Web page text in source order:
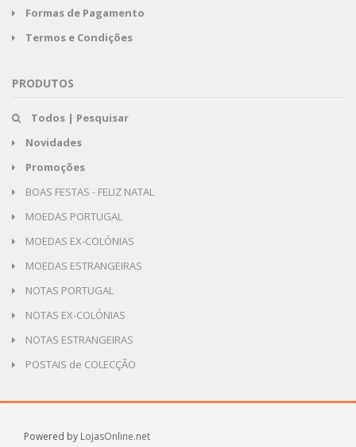
Formas de Pagamento
Termos e Condições
PRODUTOS
Todos | Pesquisar
Novidades
Promoções
BOAS FESTAS - FELIZ NATAL
MOEDAS PORTUGAL
MOEDAS EX-COLÓNIAS
MOEDAS ESTRANGEIRAS
NOTAS PORTUGAL
NOTAS EX-COLÓNIAS
NOTAS ESTRANGEIRAS
POSTAIS de COLECÇÃO
Powered by LojasOnline.net